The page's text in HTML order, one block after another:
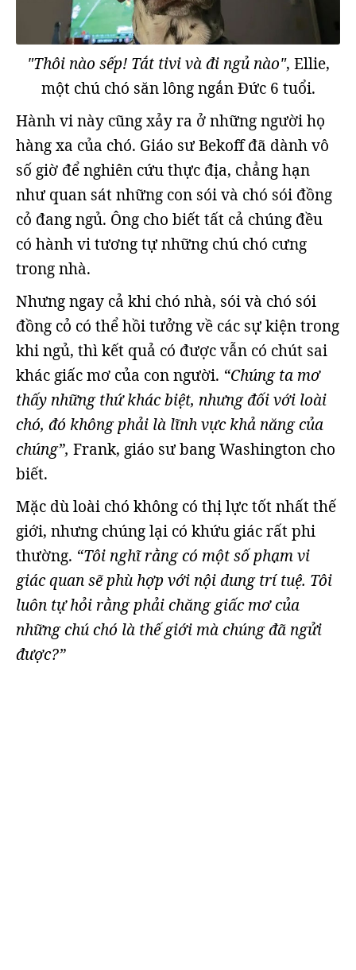
"Thôi nào sếp! Tắt tivi và đi ngủ nào", Ellie,
một chú chó săn lông ngắn Đức 6 tuổi.
Hành vi này cũng xảy ra ở những người họ
hàng xa của chó. Giáo sư Bekoff đã dành vô
số giờ để nghiên cứu thực địa, chẳng hạn
như quan sát những con sói và chó sói đồng
cỏ đang ngủ. Ông cho biết tất cả chúng đều
có hành vi tương tự những chú chó cưng
trong nhà.
Nhưng ngay cả khi chó nhà, sói và chó sói
đồng cỏ có thể hồi tưởng về các sự kiện trong
khi ngủ, thì kết quả có được vẫn có chút sai
khác giấc mơ của con người. “Chúng ta mơ
thấy những thứ khác biệt, nhưng đối với loài
chó, đó không phải là lĩnh vực khả năng của
chúng”, Frank, giáo sư bang Washington cho
biết.
Mặc dù loài chó không có thị lực tốt nhất thế
giới, nhưng chúng lại có khứu giác rất phi
thường. “Tôi nghĩ rằng có một số phạm vi
giác quan sẽ phù hợp với nội dung trí tuệ. Tôi
luôn tự hỏi rằng phải chăng giấc mơ của
những chú chó là thế giới mà chúng đã ngửi
được?”